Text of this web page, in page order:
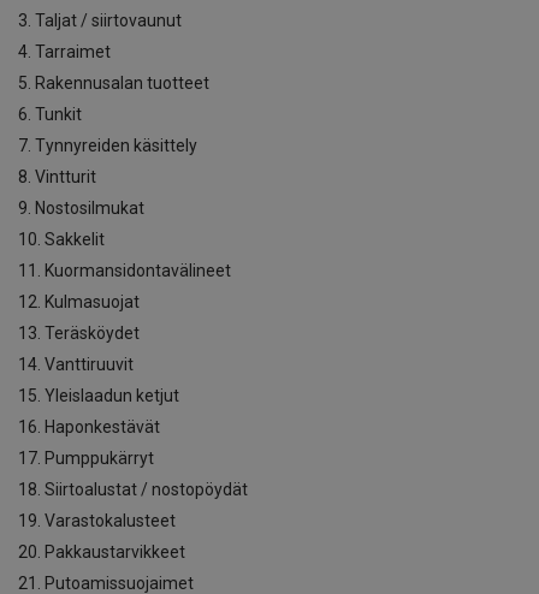
3. Taljat / siirtovaunut
4. Tarraimet
5. Rakennusalan tuotteet
6. Tunkit
7. Tynnyreiden käsittely
8. Vintturit
9. Nostosilmukat
10. Sakkelit
11. Kuormansidontavälineet
12. Kulmasuojat
13. Teräsköydet
14. Vanttiruuvit
15. Yleislaadun ketjut
16. Haponkestävät
17. Pumppukärryt
18. Siirtoalustat / nostopöydät
19. Varastokalusteet
20. Pakkaustarvikkeet
21. Putoamissuojaimet